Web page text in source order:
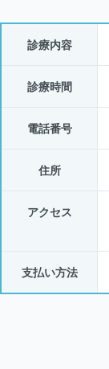
診療内容
診療時間
電話番号
住所
アクセス
支払い方法